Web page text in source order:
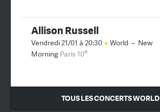
Allison Russell
Vendredi 21/01 à 20:30 World – New
Morning Paris 10e
TOUS LES CONCERTS WORLD